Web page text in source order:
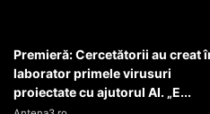
Premieră: Cercetătorii au creat
laborator primele virusuri
proiectate cu ajutorul AI. „E...